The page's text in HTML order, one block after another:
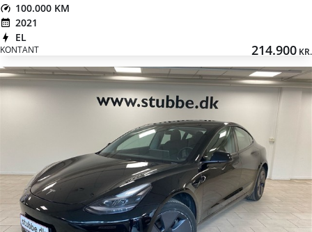
100.000 KM
2021
EL
KONTANT 214.900 KR.